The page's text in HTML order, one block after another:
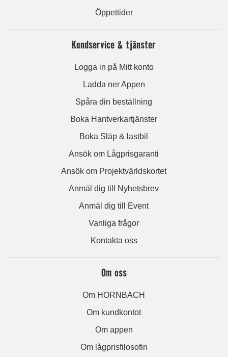
Öppettider
Kundservice & tjänster
Logga in på Mitt konto
Ladda ner Appen
Spåra din beställning
Boka Hantverkartjänster
Boka Släp & lastbil
Ansök om Lågprisgaranti
Ansök om Projektvärldskortet
Anmäl dig till Nyhetsbrev
Anmäl dig till Event
Vanliga frågor
Kontakta oss
Om oss
Om HORNBACH
Om kundkontot
Om appen
Om lågprisfilosofin